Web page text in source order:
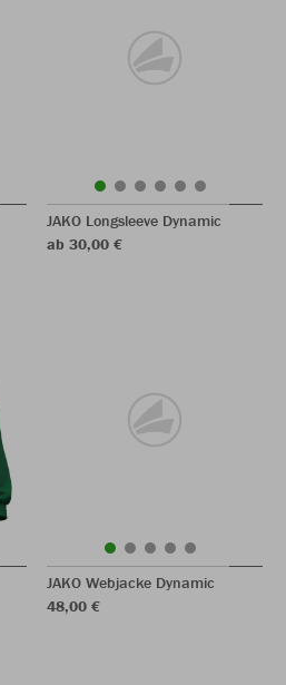
JAKO Longsleeve Dynamic
ab 30,00 €
JAKO Webjacke Dynamic
48,00 €